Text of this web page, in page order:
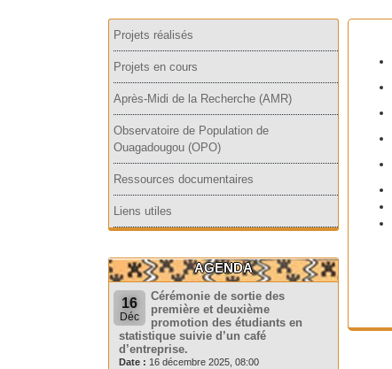
Projets réalisés
Projets en cours
Après-Midi de la Recherche (AMR)
Observatoire de Population de
Ouagadougou (OPO)
Ressources documentaires
Liens utiles
AGENDA
16
Déc
Cérémonie de sortie des
première et deuxième
promotion des étudiants en
statistique suivie d’un café
d’entreprise.
Date : 16 décembre 2025, 08:00